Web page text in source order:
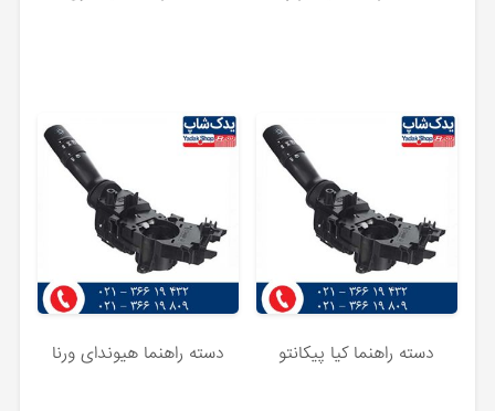
دسته راهنما کیا پیکانتو دسته راهنما هیوندای ورنا